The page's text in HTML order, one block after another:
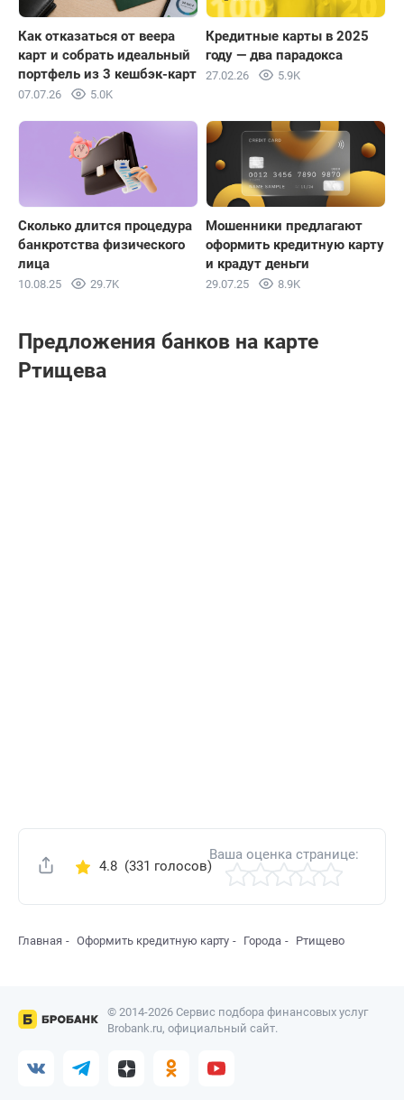
Как отказаться от веера
карт и собрать идеальный
портфель из 3 кешбэк-карт
07.07.26 5.0K
Кредитные карты в 2025
году — два парадокса
27.02.26 5.9K
Сколько длится процедура
банкротства физического
лица
10.08.25 29.7K
Мошенники предлагают
оформить кредитную карту
и крадут деньги
29.07.25 8.9K
Предложения банков на карте
Ртищева
Поделиться
4.8(331 голосов)
Ваша оценка странице:
Главная Оформить кредитную карту Города Ртищево
© 2014-2026 Сервис подбора финансовых услуг
Brobank.ru, официальный сайт.